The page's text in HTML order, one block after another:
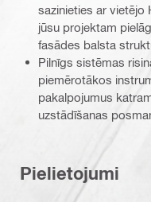
sazinieties ar vietējo
jūsu projektam
fasādes balsta
Pilnīgs sistēmas
piemērotākos
pakalpojumus
uzstādīšanas
Pielietojumi